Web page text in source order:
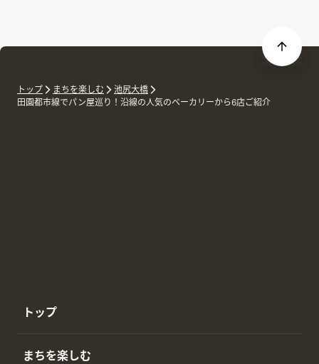
トップ まちを楽しむ
池尻大橋
田園都市線でパン屋巡り！沿線の人気のベーカリーから6店ご紹介
トップ
まちを楽しむ